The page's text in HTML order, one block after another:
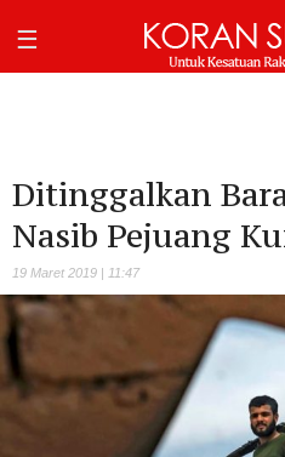
Ditinggalkan
Nasib Pejuang
19 Maret 2019 | 11:47